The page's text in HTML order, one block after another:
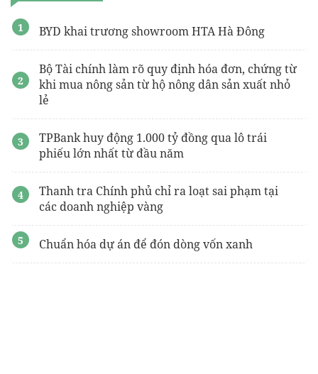
BYD khai trương showroom HTA Hà Đông
Bộ Tài chính làm rõ quy định hóa đơn, chứng từ
khi mua nông sản từ hộ nông dân sản xuất nhỏ
lẻ
TPBank huy động 1.000 tỷ đồng qua lô trái
phiếu lớn nhất từ đầu năm
Thanh tra Chính phủ chỉ ra loạt sai phạm tại
các doanh nghiệp vàng
Chuẩn hóa dự án để đón dòng vốn xanh